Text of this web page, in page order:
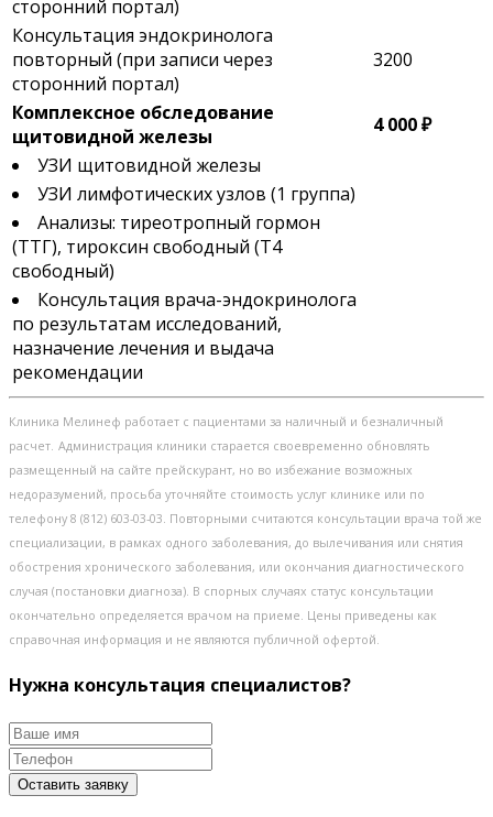
сторонний портал)
Консультация эндокринолога
повторный (при записи через
сторонний портал)
3200
Комплексное обследование
щитовидной железы
4 000 ₽
УЗИ щитовидной железы
УЗИ лимфотических узлов (1 группа)
Анализы: тиреотропный гормон
(ТТГ), тироксин свободный (Т4
свободный)
Консультация врача-эндокринолога
по результатам исследований,
назначение лечения и выдача
рекомендации
Клиника Мелинеф работает с пациентами за наличный и безналичный
расчет. Администрация клиники старается своевременно обновлять
размещенный на сайте прейскурант, но во избежание возможных
недоразумений, просьба уточняйте стоимость услуг клинике или по
телефону 8 (812) 603-03-03. Повторными считаются консультации врача той же
специализации, в рамках одного заболевания, до вылечивания или снятия
обострения хронического заболевания, или окончания диагностического
случая (постановки диагноза). В спорных случаях статус консультации
окончательно определяется врачом на приеме. Цены приведены как
справочная информация и не являются публичной офертой.
Нужна консультация специалистов?
Оставить заявку